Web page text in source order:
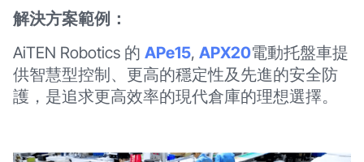
解決方案範例：
AiTEN Robotics 的 APe15, APX20電動托盤車提
供智慧型控制、更高的穩定性及先進的安全防
護，是追求更高效率的現代倉庫的理想選擇。